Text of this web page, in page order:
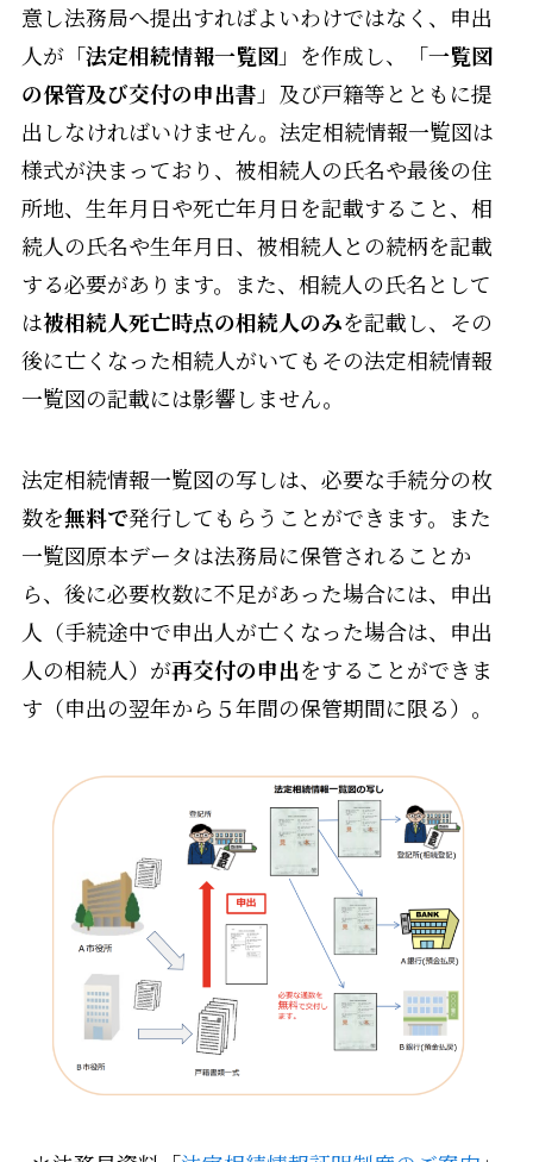
意し法務局へ提出すればよいわけではなく、申出
人が「法定相続情報一覧図」を作成し、「一覧図
の保管及び交付の申出書 」及び戸籍等とともに提
出しなければいけません。法定相続情報一覧図は
様式が決まっており、被相続人の氏名や最後の住
所地、生年月日や死亡年月日を記載すること、相
続人の氏名や生年月日、被相続人との続柄を記載
する必要があります。また、相続人の氏名として
は被相続人死亡時点の相続人のみを記載し、その
後に亡くなった相続人がいてもその法定相続情報
一覧図の記載には影響しません。
法定相続情報一覧図の写しは、必要な手続分の枚
数を無料で発行してもらうことができます。また
一覧図原本データは法務局に保管されることか
ら、後に必要枚数に不足があった場合には、申出
人（手続途中で申出人が亡くなった場合は、申出
人の相続人）が再交付の申出をすることができま
す（申出の翌年から５年間の保管期間に限る）。